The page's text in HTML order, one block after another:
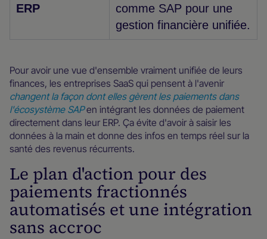
ERP
comme SAP pour une
gestion financière unifiée.
Pour avoir une vue d'ensemble vraiment unifiée de leurs
finances, les entreprises SaaS qui pensent à l'avenir
changent la façon dont elles gèrent les paiements dans
l'écosystème SAPen intégrant les données de paiement
directement dans leur ERP. Ça évite d'avoir à saisir les
données à la main et donne des infos en temps réel sur la
santé des revenus récurrents.
Le plan d'action pour des
paiements fractionnés
automatisés et une intégration
sans accroc